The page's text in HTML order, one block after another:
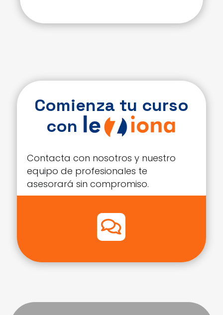
Comienza tu curso
con
Contacta con nosotros y nuestro
equipo de profesionales te
asesorará sin compromiso.
